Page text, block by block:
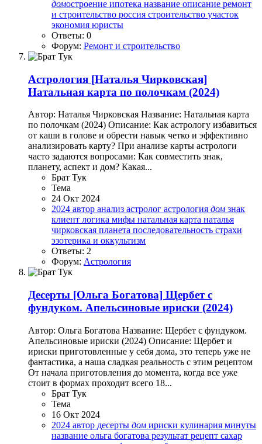
домостроение ипотека название описание ремонт
и строительство россия строительство участок
экономия юристы
Ответы: 0
Форум: Ремонт и строительство
Астрология [Наталья Чирковская]
Натальная карта по полочкам (2024)
Автор: Наталья Чирковская Название: Натальная карта
по полочкам (2024) Описание: Как астрологу избавиться
от каши в голове и обрести навык четко и эффективно
анализировать карту? При анализе карты астрологи
часто задаются вопросами: Как совместить знак,
планету, аспект и дом? Какая...
Брат Тук
Тема
24 Окт 2024
2024 автор анализ астролог астрология дом знак
клиент логика мифы натальная карта наталья
чирковская планета последовательность страхи
эзотерика и оккультизм
Ответы: 2
Форум: Астрология
Десерты [Ольга Богатова] Щербет с
фундуком. Апельсиновые ириски (2024)
Автор: Ольга Богатова Название: Щербет с фундуком.
Апельсиновые ириски (2024) Описание: Щербет и
ириски приготовленные у себя дома, это теперь уже не
фантастика, а наша сладкая реальность с этим рецептом
От начала приготовления до момента, когда все уже
стоит в формах проходит всего 18...
Брат Тук
Тема
16 Окт 2024
2024 автор десерты дом ириски кулинария минуты
название ольга богатова результат рецепт сахар